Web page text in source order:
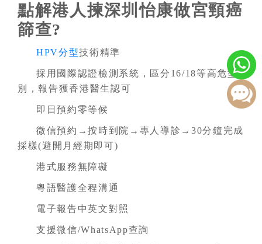
點解港人揀深圳怡康做宮頸癌
篩查?
HPV分型技術精準
採用國際認證檢測系統，區分16/18等高危型
別，報告獲香港醫生認可
即日預約零等候
微信預約→按時到院→專人導診→30分鐘完成
採樣(避開月經期即可)
港式服務無障礙
粵語醫護全程溝通
電子報告中英文對照
支援微信/WhatsApp查詢